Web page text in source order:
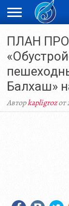
ЖАҢАЛЫҚТАР
НОВОСТИ
ВИДЕО
ОРКЕН
ПЛАН
Балхаш»
Авторkapligrozот